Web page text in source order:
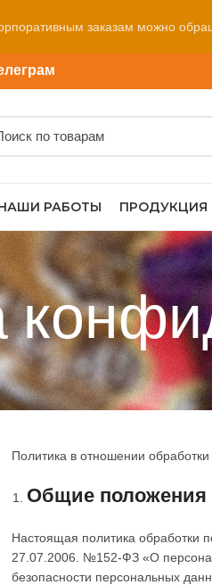
РАБОТЫ ПРОДУКЦИЯ
Политика в отношении
Общие положения
Настоящая политика обработки
27.07.2006. №152-ФЗ «О
безопасности персональных
заказам можно